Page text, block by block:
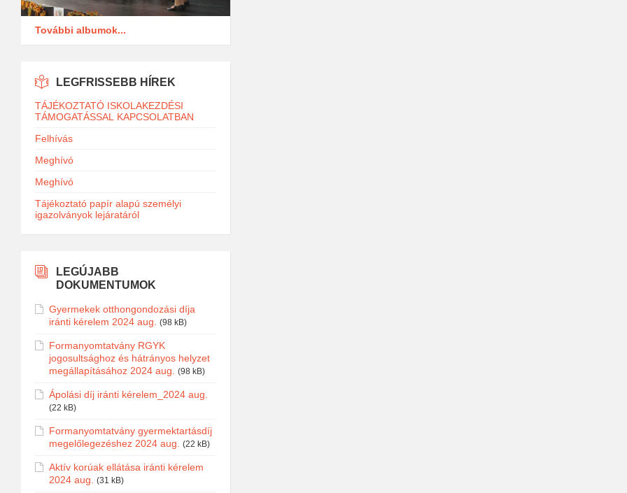
További albumok...
LEGFRISSEBB HÍREK
TÁJÉKOZTATÓ ISKOLAKEZDÉSI
TÁMOGATÁSSAL KAPCSOLATBAN
Felhívás
Meghívó
Meghívó
Tájékoztató papír alapú személyi
igazolványok lejáratáról
LEGÚJABB
DOKUMENTUMOK
Gyermekek otthongondozási díja
iránti kérelem 2024 aug.
(98 kB)
Formanyomtatvány RGYK
jogosultsághoz és hátrányos helyzet
megállapításához 2024 aug.
(98 kB)
Ápolási díj iránti kérelem_2024 aug.
(22 kB)
Formanyomtatvány gyermektartásdíj
megelőlegezéshez 2024 aug.
(22 kB)
Aktív korúak ellátása iránti kérelem
2024 aug.
(31 kB)